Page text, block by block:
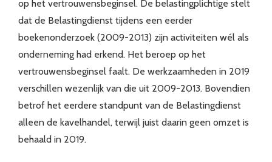
op het vertrouwensbeginsel. De belastingplichtige stelt
dat de Belastingdienst tijdens een eerder
boekenonderzoek (2009-2013) zijn activiteiten wél als
onderneming had erkend. Het beroep op het
vertrouwensbeginsel faalt. De werkzaamheden in 2019
verschillen wezenlijk van die uit 2009-2013. Bovendien
betrof het eerdere standpunt van de Belastingdienst
alleen de kavelhandel, terwijl juist daarin geen omzet is
behaald in 2019.